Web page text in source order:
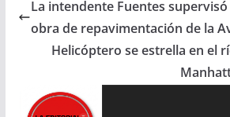
e
b
o
t
i
r
e
La intendente Fuentes supervisó
obra de repavimentación de la
Helicóptero se estrella en el